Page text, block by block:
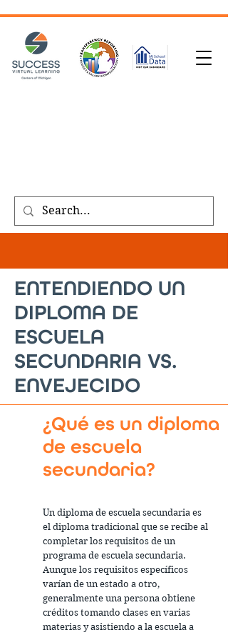
ENTENDIENDO UN
DIPLOMA DE
ESCUELA
SECUNDARIA VS.
ENVEJECIDO
¿Qué es un diploma
de escuela
secundaria?
Un diploma de escuela secundaria es
el diploma tradicional que se recibe al
completar los requisitos de un
programa de escuela secundaria.
Aunque los requisitos específicos
varían de un estado a otro,
generalmente una persona obtiene
créditos tomando clases en varias
materias y asistiendo a la escuela a